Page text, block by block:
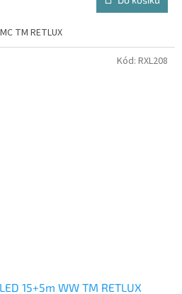
TM RETLUX
15+5m WW TM RETLUX
Kód: RXL208